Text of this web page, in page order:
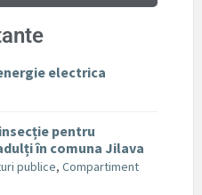
electrica
pentru
în comuna Jilava
publice, Compartiment